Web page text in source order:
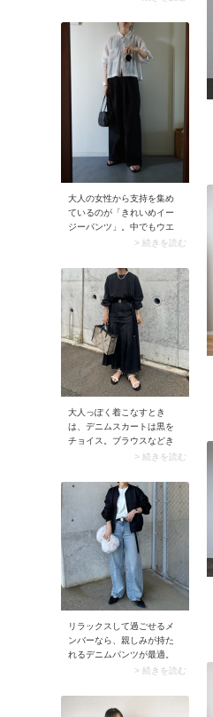
特のルーズ感が解消されま
す。そこにスポーティなキ
ャップを合わせると、夏ら
しく軽やかな着こなしに。
大人の女性から支持を集め
ているのが「きれいめイー
ジーパンツ」。中でもウエ
ストタックが施されたパン
ぷり。ウエストゴムでラク
な着心地なのに、オフィス
カジュアルにも使いやすい
パンツです。
> 続きを読む
大人っぽく着こなすとき
は、デニムスカートは黒を
チョイス。ブラウスなどき
れいめなトップスを合わせ
出かけモードにアップデー
トされますよ。カジュアル
に寄りやすいデニムスカー
トがクリーンな印象に。
> 続きを読む
リラックスして過ごせるメ
ンバーなら、親しみが持た
れるデニムパンツが最適。
メンズライクなシルエット
いめなブルゾンやパンプス
でしっかりとおしゃれ感を
> 続きを読む